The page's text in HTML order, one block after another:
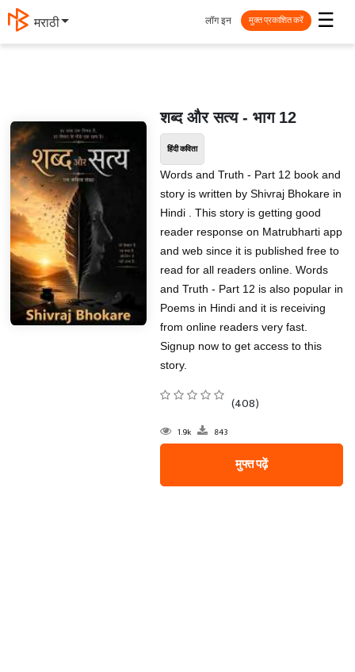
मराठी ☰
लॉग इन मुक्त प्रकाशित करें
शब्द और सत्य - भाग 12
हिंदी कविता
Words and Truth - Part 12 book and
story is written by Shivraj Bhokare in
Hindi . This story is getting good
reader response on Matrubharti app
and web since it is published free to
read for all readers online. Words
and Truth - Part 12 is also popular in
Poems in Hindi and it is receiving
from online readers very fast.
Signup now to get access to this
story.
(408)
1.9k 843
मुफ्त पढ़ें